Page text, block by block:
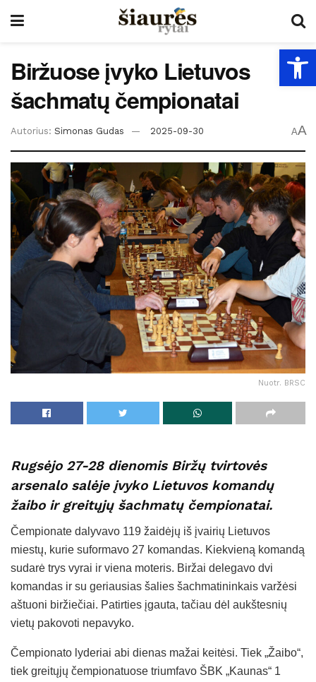
Biržuose įvyko Lietuvos
šachmatų čempionatai
Autorius: Simonas Gudas 2025-09-30 AA
Nuotr. BRSC
Rugsėjo 27-28 dienomis Biržų tvirtovės
arsenalo salėje įvyko Lietuvos komandų
žaibo ir greitųjų šachmatų čempionatai.
Čempionate dalyvavo 119 žaidėjų iš įvairių Lietuvos
miestų, kurie suformavo 27 komandas. Kiekvieną komandą
sudarė trys vyrai ir viena moteris. Biržai delegavo dvi
komandas ir su geriausias šalies šachmatininkais varžėsi
aštuoni biržiečiai. Patirties įgauta, tačiau dėl aukštesnių
vietų pakovoti nepavyko.
Čempionato lyderiai abi dienas mažai keitėsi. Tiek „Žaibo“,
tiek greitųjų čempionatuose triumfavo ŠBK „Kaunas“ 1